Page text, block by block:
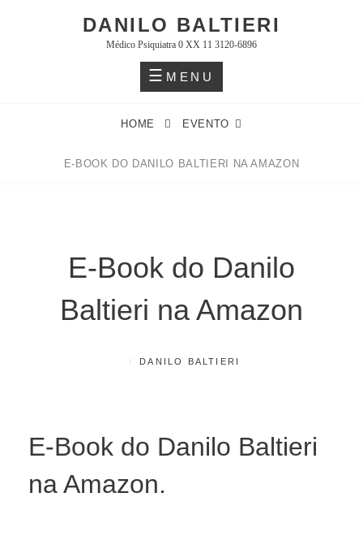
DANILO BALTIERI
Médico Psiquiatra 0 XX 11 3120-6896
MENU
HOME EVENTO
E-BOOK DO DANILO BALTIERI NA AMAZON
E-Book do Danilo
Baltieri na Amazon
POSTED
S
R
2
7
BY
DANILO BALTIERI
E-Book do Danilo Baltieri
na Amazon.